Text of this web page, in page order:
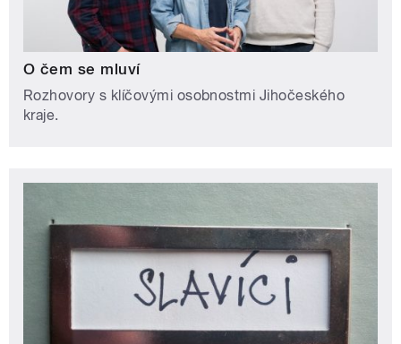
O čem se mluví
Rozhovory s klíčovými osobnostmi Jihočeského
kraje.